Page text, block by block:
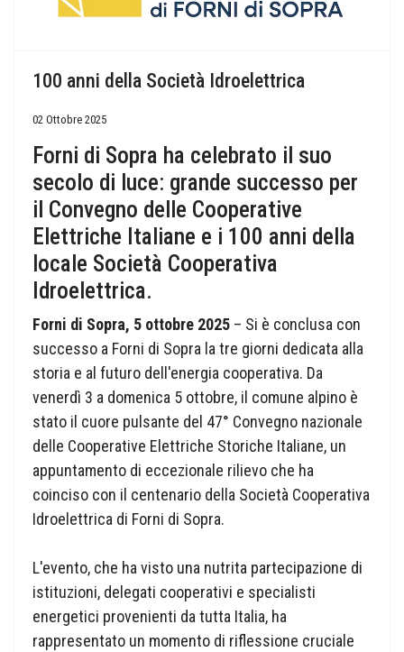
100 anni della Società Idroelettrica
02 Ottobre 2025
Forni di Sopra ha celebrato il suo
secolo di luce: grande successo per
il Convegno delle Cooperative
Elettriche Italiane e i 100 anni della
locale Società Cooperativa
Idroelettrica.
Forni di Sopra, 5 ottobre 2025 – Si è conclusa con
successo a Forni di Sopra la tre giorni dedicata alla
storia e al futuro dell'energia cooperativa. Da
venerdì 3 a domenica 5 ottobre, il comune alpino è
stato il cuore pulsante del 47° Convegno nazionale
delle Cooperative Elettriche Storiche Italiane, un
appuntamento di eccezionale rilievo che ha
coinciso con il centenario della Società Cooperativa
Idroelettrica di Forni di Sopra.
L'evento, che ha visto una nutrita partecipazione di
istituzioni, delegati cooperativi e specialisti
energetici provenienti da tutta Italia, ha
rappresentato un momento di riflessione cruciale